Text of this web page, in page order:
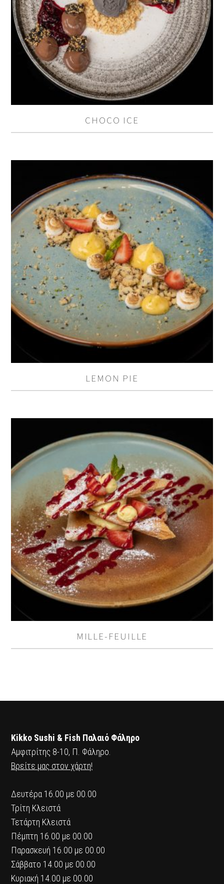
CHOCO ICE
LEMON PIE
MILLE-FEUILLE
Kikko Sushi & Fish Παλαιό Φάληρο
Αμφιτρίτης 8-10, Π. Φάληρο.
Βρείτε μας στον χάρτη!
Δευτέρα 16.00 με 00.00
Τρίτη Κλειστά
Τετάρτη Κλειστά
Πέμπτη 16.00 με 00.00
Παρασκευή 16.00 με 00.00
Σάββατο 14.00 με 00.00
Κυριακή 14.00 με 00.00